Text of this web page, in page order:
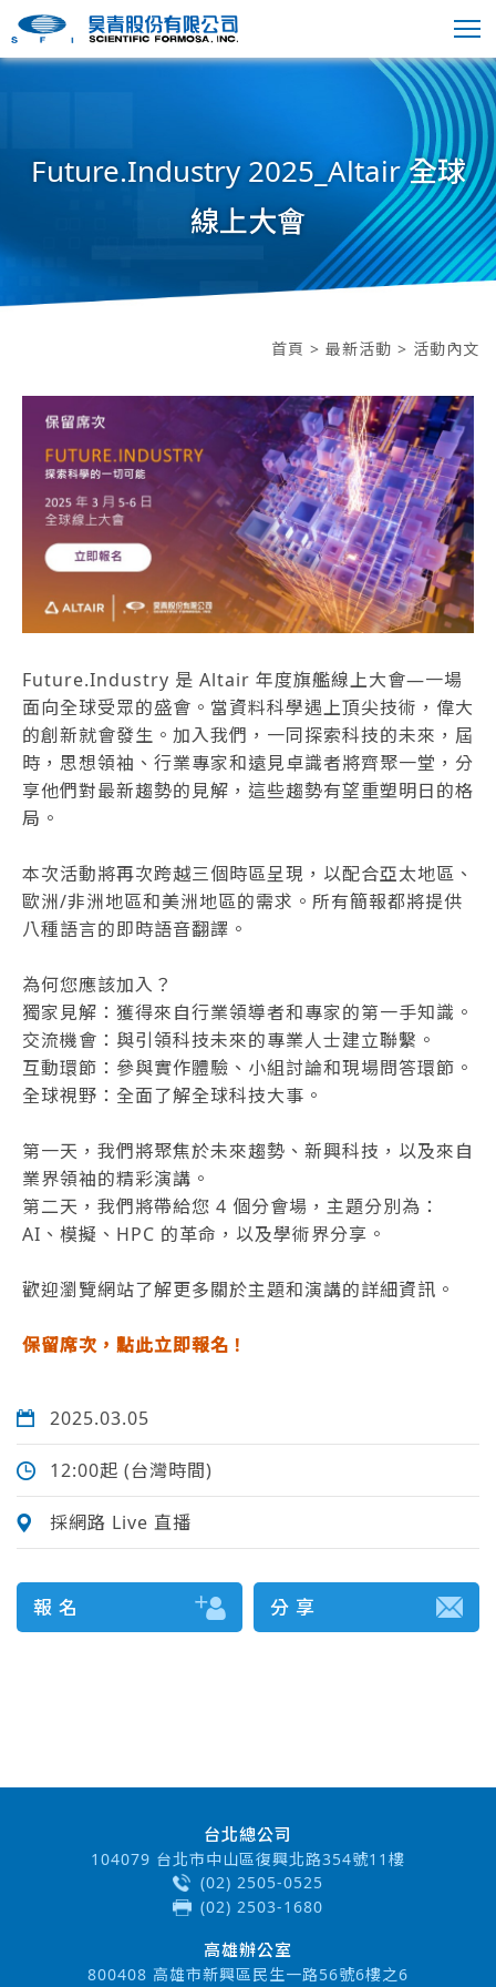
Future.Industry 2025_Altair 全球
線上大會
首頁 > 最新活動 > 活動內文
Future.Industry 是 Altair 年度旗艦線上大會—一場
面向全球受眾的盛會。當資料科學遇上頂尖技術，偉大
的創新就會發生。加入我們，一同探索科技的未來，屆
時，思想領袖、行業專家和遠見卓識者將齊聚一堂，分
享他們對最新趨勢的見解，這些趨勢有望重塑明日的格
局。
本次活動將再次跨越三個時區呈現，以配合亞太地區、
歐洲/非洲地區和美洲地區的需求。所有簡報都將提供
八種語言的即時語音翻譯。
為何您應該加入？
獨家見解：獲得來自行業領導者和專家的第一手知識。
交流機會：與引領科技未來的專業人士建立聯繫。
互動環節：參與實作體驗、小組討論和現場問答環節。
全球視野：全面了解全球科技大事。
第一天，我們將聚焦於未來趨勢、新興科技，以及來自
業界領袖的精彩演講。
第二天，我們將帶給您 4 個分會場，主題分別為：
AI、模擬、HPC 的革命，以及學術界分享。
歡迎瀏覽網站了解更多關於主題和演講的詳細資訊。
保留席次，點此立即報名 !
2025.03.05
12:00起 (台灣時間)
採網路 Live 直播
報 名 分 享
台北總公司
104079 台北市中山區復興北路354號11樓
(02) 2505-0525
(02) 2503-1680
高雄辦公室
800408 高雄市新興區民生一路56號6樓之6